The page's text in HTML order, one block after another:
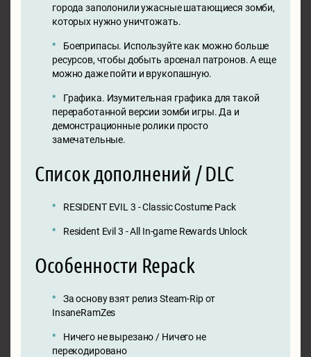
города заполонили ужасные шатающиеся зомби,
которых нужно уничтожать.
Боеприпасы. Используйте как можно больше
ресурсов, чтобы добыть арсенал патронов. А еще
можно даже пойти и врукопашную.
Графика. Изумительная графика для такой
переработанной версии зомби игры. Да и
демонстрационные ролики просто
замечательные.
Список дополнений / DLC
RESIDENT EVIL 3 - Classic Costume Pack
Resident Evil 3 - All In-game Rewards Unlock
Особенности Repack
За основу взят релиз Steam-Rip от
InsaneRamZes
Ничего не вырезано / Ничего не
перекодировано